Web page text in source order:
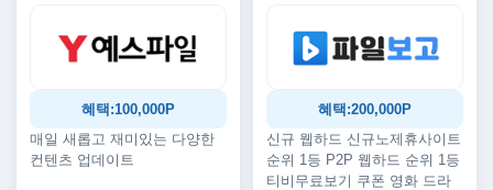
혜택:100,000P
매일 새롭고 재미있는 다양한
컨텐츠 업데이트
혜택:200,000P
신규 웹하드 신규노제휴사이트
순위 1등 P2P 웹하드 순위 1등
티비무료보기 쿠폰 영화 드라